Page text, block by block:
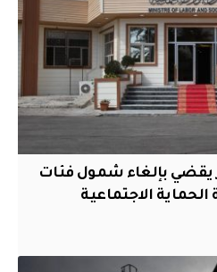
يقضي بإلغاء شمول فئات
الاجتماعية